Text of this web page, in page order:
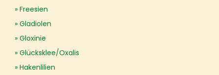
Freesien
Gladiolen
Gloxinie
Glücksklee/Oxalis
Hakenlilien